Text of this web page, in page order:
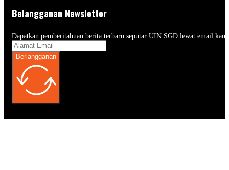
Belangganan Newsletter
Dapatkan pemberitahuan berita terbaru seputar UIN SGD lewat email
Berlangganan